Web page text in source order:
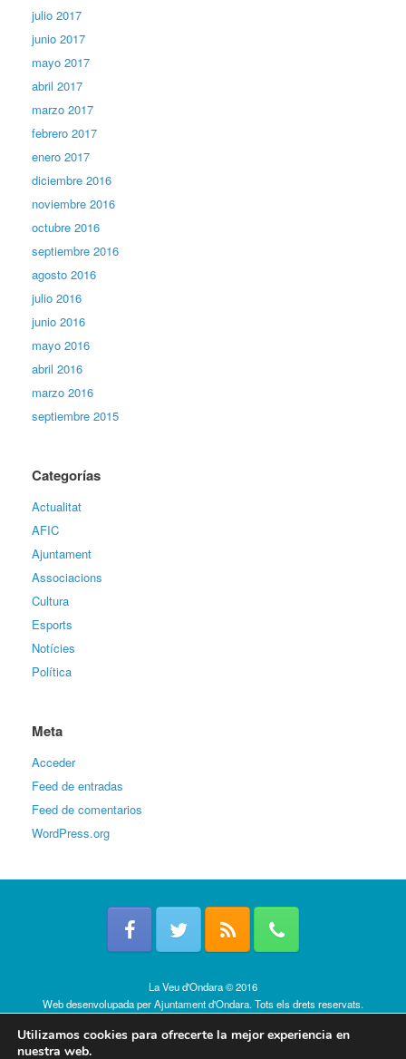
julio 2017
junio 2017
mayo 2017
abril 2017
marzo 2017
febrero 2017
enero 2017
diciembre 2016
noviembre 2016
octubre 2016
septiembre 2016
agosto 2016
julio 2016
junio 2016
mayo 2016
abril 2016
marzo 2016
septiembre 2015
Categorías
Actualitat
AFIC
Ajuntament
Associacions
Cultura
Esports
Notícies
Política
Meta
Acceder
Feed de entradas
Feed de comentarios
WordPress.org
La Veu d'Ondara © 2016
Web desenvolupada perAjuntament d'Ondara. Tots els drets reservats.
Utilizamos cookies para ofrecerte la mejor experiencia en
nuestra web.